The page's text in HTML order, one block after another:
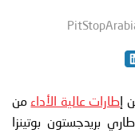
إطارات عالية الأداء من
بريدجستون بوتينزا